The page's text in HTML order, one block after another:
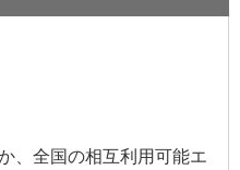
、全国の相互利用可能エ